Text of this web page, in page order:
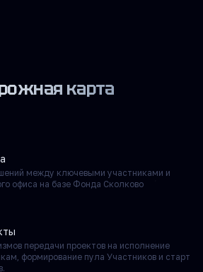
карта
между ключевыми участниками и
офиса на базе Фонда Сколково
передачи проектов на исполнение
формирование пула Участников и старт